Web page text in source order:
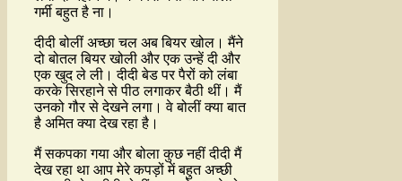
गर्मी बहुत है ना।
दीदी बोलीं अच्छा चल अब बियर खोल। मैंने
दो बोतल बियर खोली और एक उन्हें दी और
एक खुद ले ली। दीदी बेड पर पैरों को लंबा
करके सिरहाने से पीठ लगाकर बैठी थीं। मैं
उनको गौर से देखने लगा। वे बोलीं क्या बात
है अमित क्या देख रहा है।
मैं सकपका गया और बोला कुछ नहीं दीदी मैं
देख रहा था आप मेरे कपड़ों में बहुत अच्छी